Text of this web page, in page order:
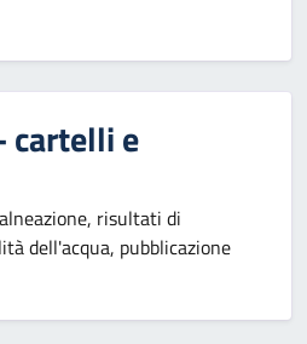
cartelli e
risultati di
dell'acqua, pubblicazione